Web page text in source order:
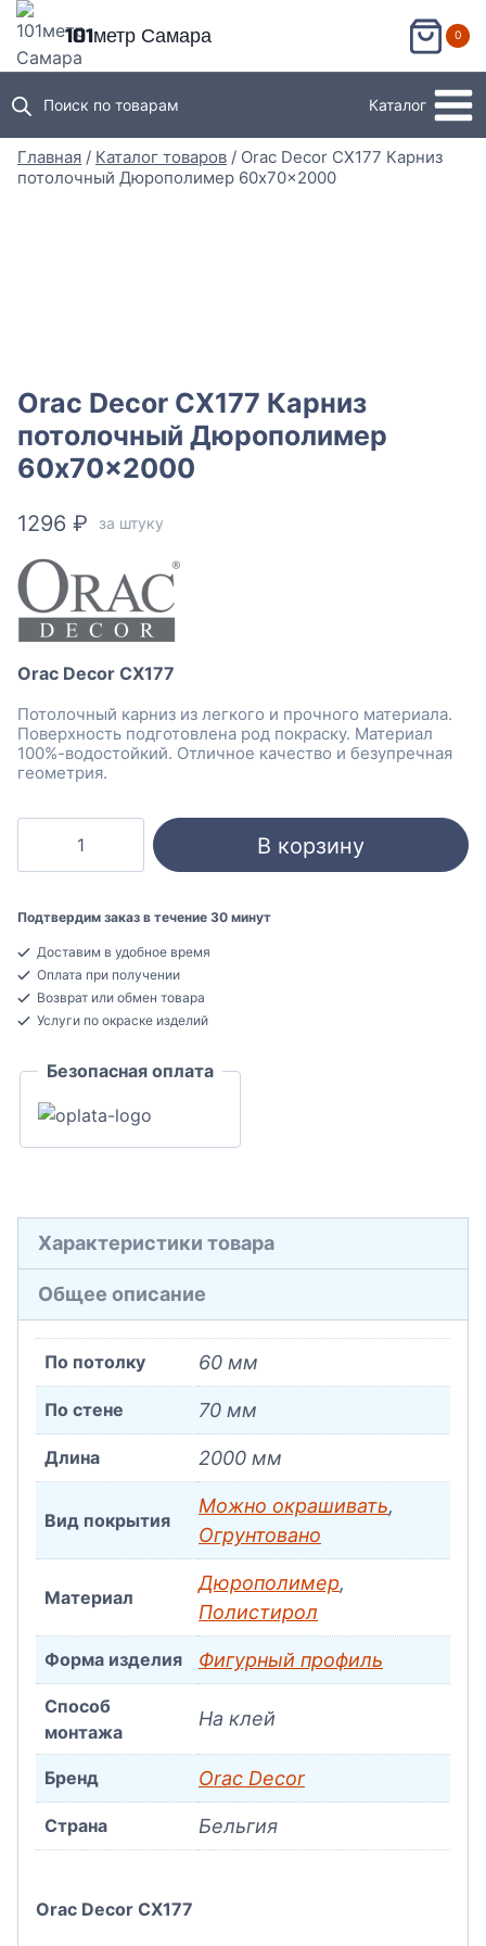
Перейти
содержимому
101метр Самара 0
Поиск по товарам Каталог
Главная / Каталог товаров / Orac Decor CX177 Карниз
потолочный Дюрополимер 60x70x2000
Orac Decor CX177 Карниз
потолочный Дюрополимер
60x70x2000
1296 ₽ за штуку
Orac Decor CX177
Потолочный карниз из легкого и прочного материала.
Поверхность подготовлена род покраску. Материал
100%-водостойкий. Отличное качество и безупречная
геометрия.
Decor
Карниз
потолочный
Дюрополимер
В корзину
Подтвердим заказ в течение 30 минут
Доставим в удобное время
Оплата при получении
Возврат или обмен товара
Услуги по окраске изделий
Безопасная оплата
Характеристики товара
Общее описание
По потолку 60 мм
По стене 70 мм
Длина 2000 мм
Вид покрытия
Можно окрашивать,
Огрунтовано
Материал
Дюрополимер,
Полистирол
Форма изделия Фигурный профиль
Способ
монтажа
На клей
Бренд Orac Decor
Страна Бельгия
Orac Decor CX177